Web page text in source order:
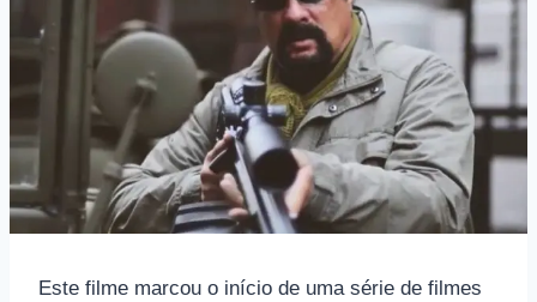
Este filme marcou o início de uma série de filmes